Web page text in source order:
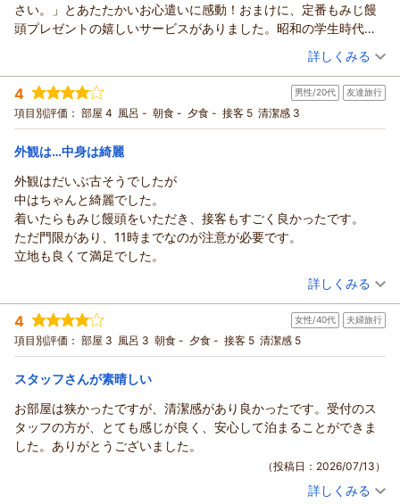
さい。」とあたたかいお心遣いに感動！おまけに、定番もみじ饅
頭プレゼントの嬉しいサービスがありました。昭和の学生時代の
修学旅行へ来たような素敵な思い出ができました。ありがとうご
ざいました。お陰様で、思いっきり応援頑張って勝つことができ
ました。
（投稿日：2026/07/21）
宿泊時期： 2026年07月宿泊 (その他)
投稿者： こなさん(女性/70代)
宿泊プラン： 【禁煙】セミダブル☆無料ＷiＦi＆ＬＡＮ接続可☆素泊まり
セミダブル 食事なし
宿泊価格帯： 21,001～22,000円(大人一人あたり/税込)
詳しくみる
4 男性/20代 友達旅行
項目別評価： 部屋 4 風呂 - 朝食 - 夕食 - 接客 5 清潔感 3
外観は…中身は綺麗
外観はだいぶ古そうでしたが
中はちゃんと綺麗でした。
着いたらもみじ饅頭をいただき、接客もすごく良かったです。
ただ門限があり、11時までなのが注意が必要です。
立地も良くて満足でした。
（投稿日：2026/07/20）
宿泊時期： 2026年07月宿泊 (友達旅行)
投稿者： いくみさん
宿泊プラン： 【禁煙】ツインルーム★全室無料ＷiＦi＆有線ＬＡＮ接続可
★(素泊まり)
ツイン 食事なし
宿泊価格帯： 12,001～13,000円(大人一人あたり/税込)
詳しくみる
4 女性/40代 夫婦旅行
項目別評価： 部屋 3 風呂 3 朝食 - 夕食 - 接客 5 清潔感 5
スタッフさんが素晴しい
お部屋は狭かったですが、清潔感があり良かったです。受付のス
タッフの方が、とても感じが良く、安心して泊まることができま
した。ありがとうございました。
（投稿日：2026/07/13）
詳しくみる